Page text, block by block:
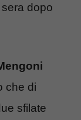
dopo
che di
sfilate